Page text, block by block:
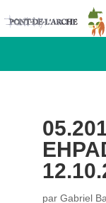
par Gabriel